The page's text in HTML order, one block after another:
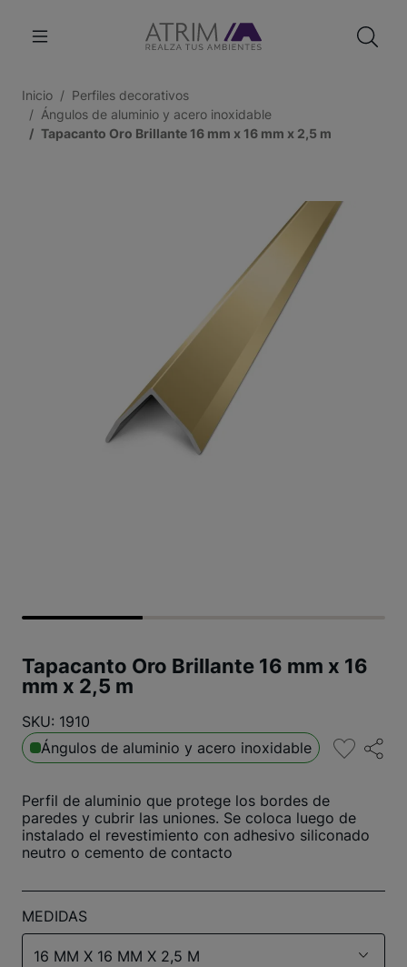
Inicio
Perfiles decorativos
Ángulos de aluminio y acero inoxidable
Tapacanto Oro Brillante 16 mm x 16 mm x 2,5 m
Tapacanto Oro Brillante 16 mm x 16
mm x 2,5 m
SKU: 1910
Ángulos de aluminio y acero inoxidable
Perfil de aluminio que protege los bordes de
paredes y cubrir las uniones. Se coloca luego de
instalado el revestimiento con adhesivo siliconado
neutro o cemento de contacto
MEDIDAS
16 MM X 16 MM X 2,5 M